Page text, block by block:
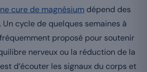
cure de magnésium dépend des
cycle de quelques semaines à
proposé pour soutenir
nerveux ou la réduction de la
d’écouter les signaux du corps et